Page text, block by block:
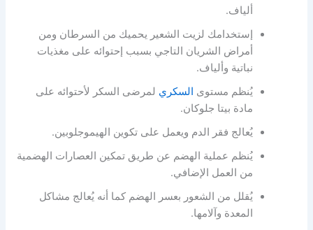
ألياف.
إستخدامك لزيت الشعير يحميك من السرطان ومن
أمراض الشريان التاجي بسبب إحتوائه على مغذيات
نباتية وألياف.
يُنظم مستوى السكري لمرضى السكر لأحتوائه على
مادة بيتا جلوكان.
يُعالج فقر الدم ويعمل على تكوين الهيموجلوبين.
يُنظم عملية الهضم عن طريق تمكين العصارات الهضمية
من العمل الإضافي.
يُقلل من الشعور بعسر الهضم كما أنه يُعالج مشاكل
المعدة وآلامها.